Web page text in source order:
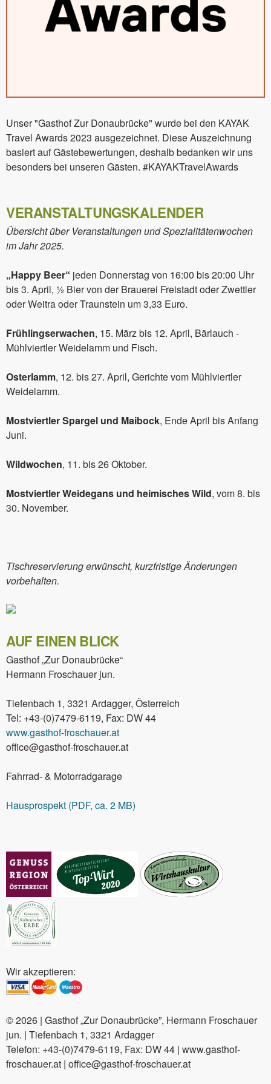
Unser "Gasthof Zur Donaubrücke" wurde bei den KAYAK
Travel Awards 2023 ausgezeichnet. Diese Auszeichnung
basiert auf Gästebewertungen, deshalb bedanken wir uns
besonders bei unseren Gästen. #KAYAKTravelAwards
VERANSTALTUNGSKALENDER
Übersicht über Veranstaltungen und Spezialitätenwochen
im Jahr 2025.
„Happy Beer“ jeden Donnerstag von 16:00 bis 20:00 Uhr
bis 3. April, ½ Bier von der Brauerei Freistadt oder Zwettler
oder Weitra oder Traunstein um 3,33 Euro.
Frühlingserwachen, 15. März bis 12. April, Bärlauch -
Mühlviertler Weidelamm und Fisch.
Osterlamm, 12. bis 27. April, Gerichte vom Mühlviertler
Weidelamm.
Mostviertler Spargel und Maibock, Ende April bis Anfang
Juni.
Wildwochen, 11. bis 26 Oktober.
Mostviertler Weidegans und heimisches Wild, vom 8. bis
30. November.
Tischreservierung erwünscht, kurzfristige Änderungen
vorbehalten.
AUF EINEN BLICK
Gasthof „Zur Donaubrücke“
Hermann Froschauer jun.
Tiefenbach 1, 3321 Ardagger, Österreich
Tel: +43-(0)7479-6119, Fax: DW 44
www.gasthof-froschauer.at
office@gasthof-froschauer.at
Fahrrad- & Motorradgarage
Hausprospekt (PDF, ca. 2 MB)
Wir akzeptieren:
© 2026 | Gasthof „Zur Donaubrücke”, Hermann Froschauer
jun. | Tiefenbach 1, 3321 Ardagger
Telefon: +43-(0)7479-6119, Fax: DW 44 | www.gasthof-
froschauer.at | office@gasthof-froschauer.at